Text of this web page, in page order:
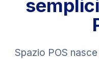
Spazio POS